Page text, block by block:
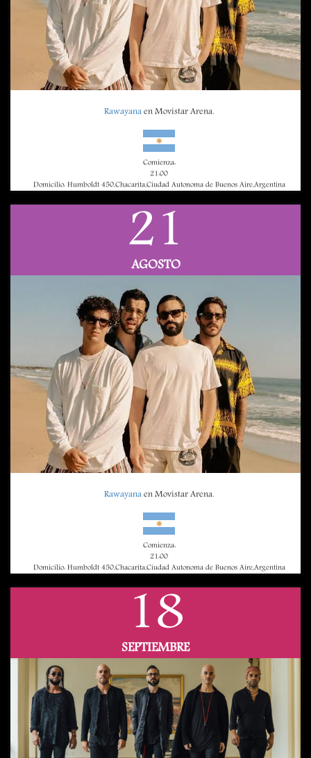
Rawayanaen Movistar Arena.
Comienza:
21:00
Domicilio: Humboldt 450,Chacarita,Ciudad Autonoma de Buenos Aire,Argentina
21
AGOSTO
Rawayanaen Movistar Arena.
Comienza:
21:00
Domicilio: Humboldt 450,Chacarita,Ciudad Autonoma de Buenos Aire,Argentina
18
SEPTIEMBRE